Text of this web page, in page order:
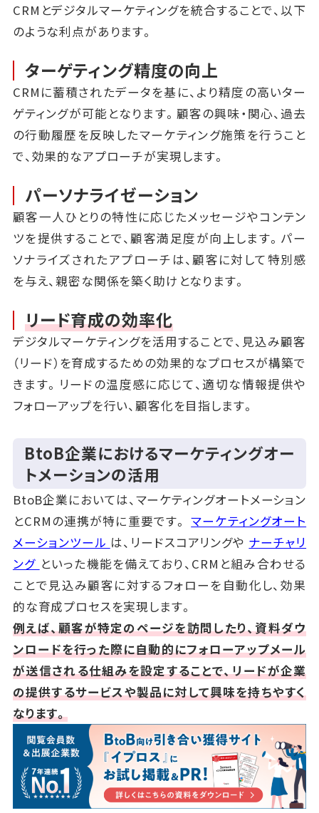
CRMとデジタルマーケティングを統合することで、以下
のような利点があります。
ターゲティング精度の向上
CRMに蓄積されたデータを基に、より精度の高いター
ゲティングが可能となります。顧客の興味・関心、過去
の行動履歴を反映したマーケティング施策を行うこと
で、効果的なアプローチが実現します。
パーソナライゼーション
顧客一人ひとりの特性に応じたメッセージやコンテン
ツを提供することで、顧客満足度が向上します。パー
ソナライズされたアプローチは、顧客に対して特別感
を与え、親密な関係を築く助けとなります。
リード育成の効率化
デジタルマーケティングを活用することで、見込み顧客
（リード）を育成するための効果的なプロセスが構築で
きます。リードの温度感に応じて、適切な情報提供や
フォローアップを行い、顧客化を目指します。
BtoB企業におけるマーケティングオー
トメーションの活用
BtoB企業においては、マーケティングオートメーション
とCRMの連携が特に重要です。マーケティングオート
メーションツール は、リードスコアリングや ナーチャリ
ング といった機能を備えており、CRMと組み合わせる
ことで見込み顧客に対するフォローを自動化し、効果
的な育成プロセスを実現します。
例えば、顧客が特定のページを訪問したり、資料ダウ
ンロードを行った際に自動的にフォローアップメール
が送信される仕組みを設定することで、リードが企業
の提供するサービスや製品に対して興味を持ちやすく
なります。